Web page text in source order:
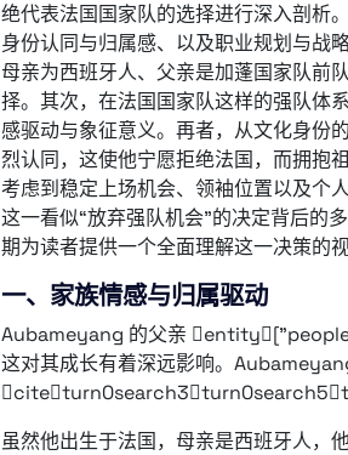
绝代表法国国家队的选择进行深入剖析
身份认同与归属感、以及职业规划与战
母亲为西班牙人、父亲是加蓬国家队前
择。其次，在法国国家队这样的强队体
感驱动与象征意义。再者，从文化身份
烈认同，这使他宁愿拒绝法国，而拥抱
考虑到稳定上场机会、领袖位置以及个
这一看似“放弃强队机会”的决定背后的
期为读者提供一个全面理解这一决策的视
一、家族情感与归属驱动
Aubameyang 的父亲
这对其成长有着深远影响。
虽然他出生于法国，母亲是西班牙人，